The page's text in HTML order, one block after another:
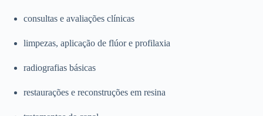
consultas e avaliações clínicas
limpezas, aplicação de flúor e profilaxia
radiografias básicas
restaurações e reconstruções em resina